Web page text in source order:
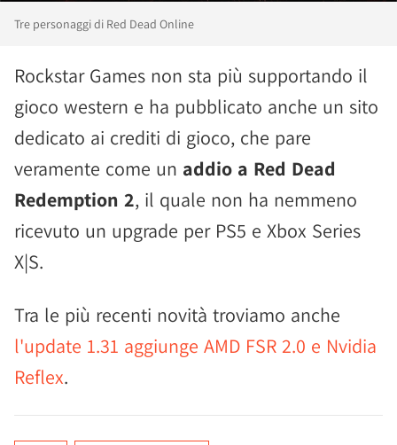
Tre personaggi di Red Dead Online
Rockstar Games non sta più supportando il
gioco western e ha pubblicato anche un sito
dedicato ai crediti di gioco, che pare
veramente come un addio a Red Dead
Redemption 2, il quale non ha nemmeno
ricevuto un upgrade per PS5 e Xbox Series
X|S.
Tra le più recenti novità troviamo anche
l'update 1.31 aggiunge AMD FSR 2.0 e Nvidia
Reflex.